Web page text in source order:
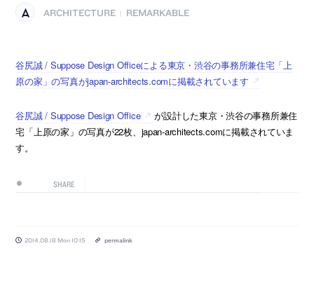
ARCHITECTURE REMARKABLE
谷尻誠 / Suppose Design Officeによる東京・渋谷の事務所兼住宅「上
原の家」の写真がjapan-architects.comに掲載されています
谷尻誠 / Suppose Design Office
が設計した東京・渋谷の事務所兼住
宅「上原の家」の写真が22枚、japan-architects.comに掲載されていま
す。
SHARE
2014.08.18 Mon 10:15 permalink